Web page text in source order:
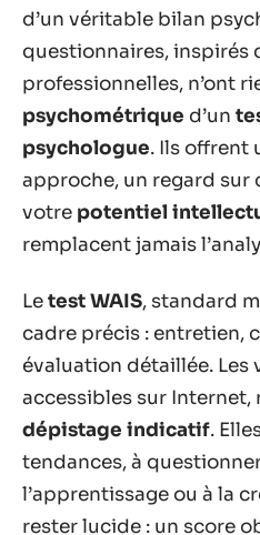
d’un véritable bilan
questionnaires, inspirés
professionnelles, n’ont
psychométrique d’un
psychologue. Ils offrent
approche, un regard sur
votre potentiel
remplacent jamais
Letest WAIS, standard
cadre précis : entretien,
évaluation détaillée. Les
accessibles sur Internet,
dépistage indicatif.
tendances, à
l’apprentissage ou à la
rester lucide : un score